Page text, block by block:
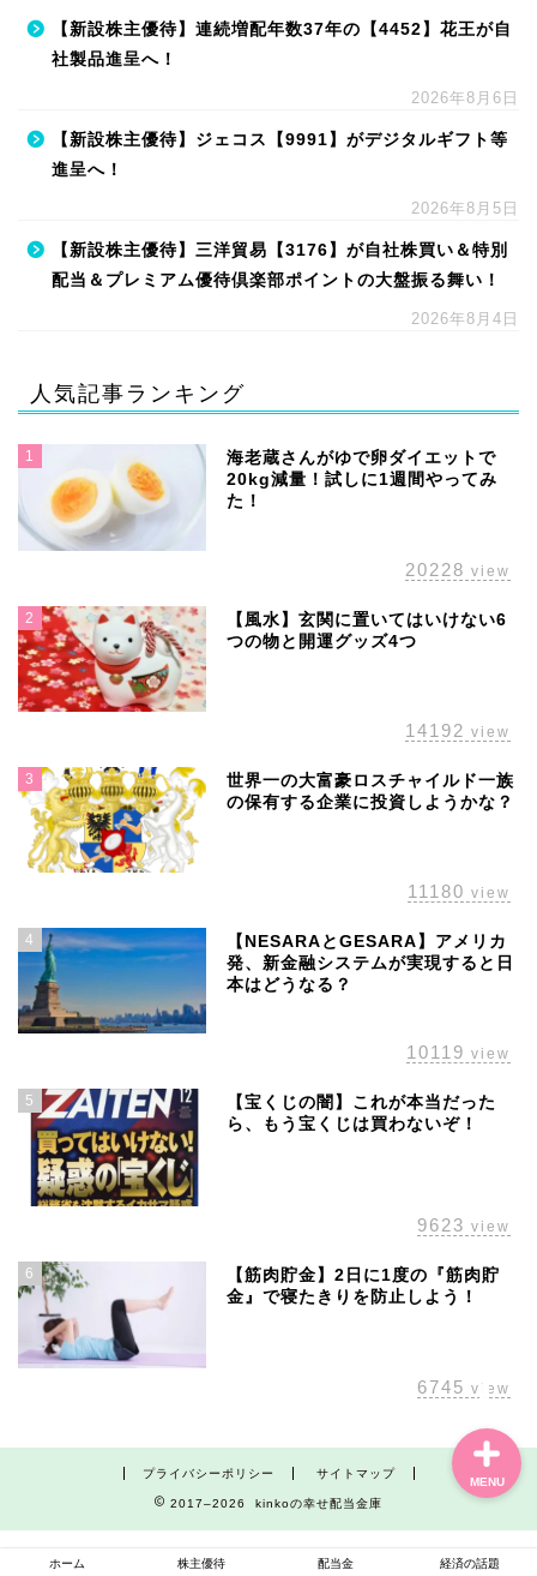
【新設株主優待】連続増配年数37年の【4452】花王が自
社製品進呈へ！
2026年8月6日
【新設株主優待】ジェコス【9991】がデジタルギフト等
進呈へ！
2026年8月5日
【新設株主優待】三洋貿易【3176】が自社株買い＆特別
配当＆プレミアム優待倶楽部ポイントの大盤振る舞い！
2026年8月4日
人気記事ランキング
1
海老蔵さんがゆで卵ダイエットで
20kg減量！試しに1週間やってみ
た！
20228 view
2
【風水】玄関に置いてはいけない6
つの物と開運グッズ4つ
14192 view
3
世界一の大富豪ロスチャイルド一族
の保有する企業に投資しようかな？
11180 view
4
【NESARAとGESARA】アメリカ
発、新金融システムが実現すると日
本はどうなる？
10119 view
5
【宝くじの闇】これが本当だった
ら、もう宝くじは買わないぞ！
9623 view
6
【筋肉貯金】2日に1度の『筋肉貯
金』で寝たきりを防止しよう！
6745 view
プライバシーポリシー サイトマップ
2017–2026 kinkoの幸せ配当金庫
ホーム 株主優待 配当金 経済の話題
MENU
配当金